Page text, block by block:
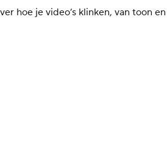
hoe je video’s klinken, van toon